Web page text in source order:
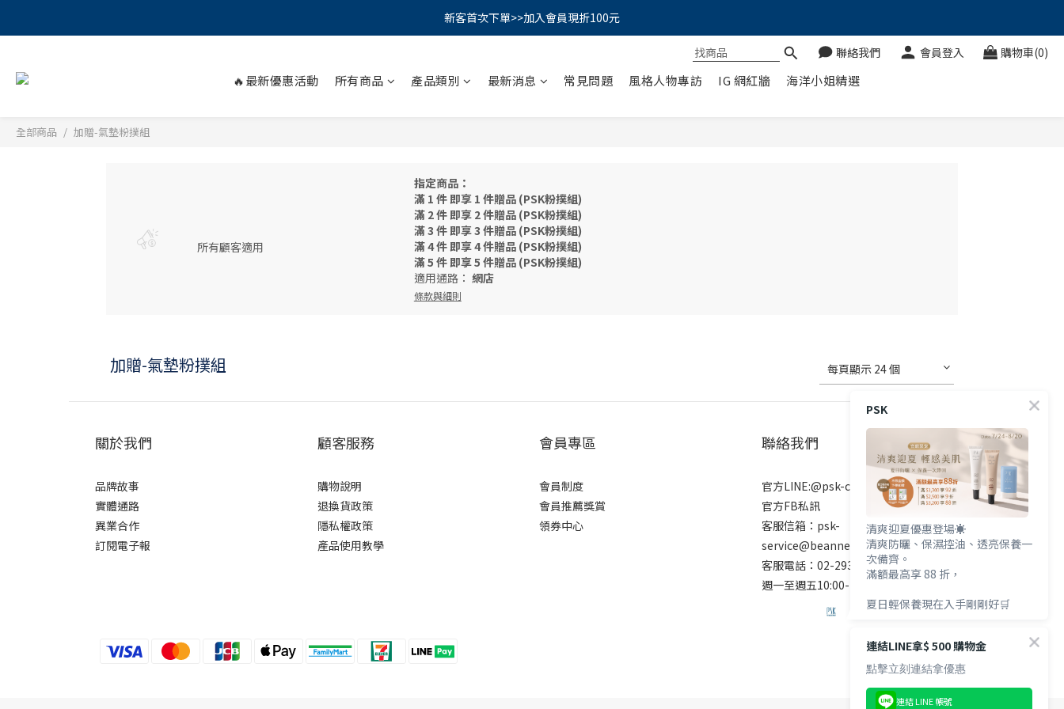
PSK 光防禦柔霧防曬棒｜小霧棒閃亮登場✨ 新品上市優惠中！
新客首次下單>>加入會員現折100元
PSK 光防禦柔霧防曬棒｜小霧棒閃亮登場✨ 新品上市優惠中！
聯絡我們 會員登入 購物車(0)
🔥最新優惠活動 所有商品 產品類別 最新消息 常見問題 風格人物專訪 IG 網紅牆 海洋小姐精選
全部商品 加贈-氣墊粉撲組
所有顧客適用
指定商品：
滿 1 件 即享 1 件贈品 (PSK粉撲組)
滿 2 件 即享 2 件贈品 (PSK粉撲組)
滿 3 件 即享 3 件贈品 (PSK粉撲組)
滿 4 件 即享 4 件贈品 (PSK粉撲組)
滿 5 件 即享 5 件贈品 (PSK粉撲組)
適用通路： 網店
條款與細則
加贈-氣墊粉撲組 每頁顯示 24 個
關於我們
品牌故事
實體通路
異業合作
訂閱電子報
顧客服務
購物說明
退換貨政策
隱私權政策
產品使用教學
會員專區
會員制度
會員推薦獎賞
領券中心
聯絡我們
官方LINE:@psk-cosmetic
官方FB私訊
客服信箱：psk-
service@beanne.com.tw
客服電話：02-2931-7272
週一至週五10:00-18:00 例假日除外
PSK
清爽迎夏優惠登場☀️
清爽防曬、保濕控油、透亮保養一
次備齊。
滿額最高享 88 折，
夏日輕保養現在入手剛剛好🛒
連結LINE拿$ 500 購物金
點擊立刻連結拿優惠
連結 LINE 帳號